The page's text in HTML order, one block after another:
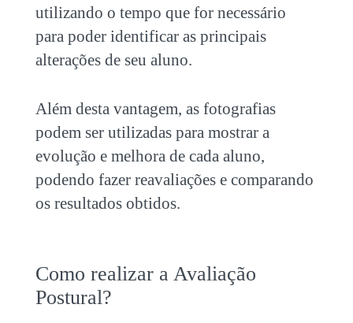
utilizando o tempo que for necessário
para poder identificar as principais
alterações de seu aluno.
Além desta vantagem, as fotografias
podem ser utilizadas para mostrar a
evolução e melhora de cada aluno,
podendo fazer reavaliações e comparando
os resultados obtidos.
Como realizar a Avaliação
Postural?